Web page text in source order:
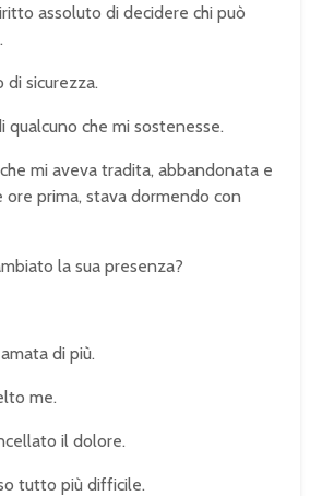
assoluto di decidere chi può
di sicurezza.
qualcuno che mi sostenesse.
mi aveva tradita, abbandonata e
ore prima, stava dormendo con
la sua presenza?
di più.
me.
il dolore.
tutto più difficile.